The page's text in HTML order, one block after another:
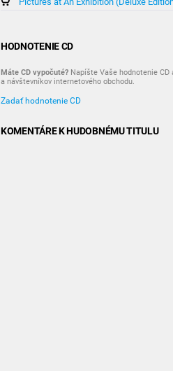
HODNOTENIE CD
Máte CD vypočuté? Napíšte Vaše hodnotenie
a návštevníkov internetového obchodu.
Zadať hodnotenie CD
KOMENTÁRE K HUDOBNÉMU TITULU